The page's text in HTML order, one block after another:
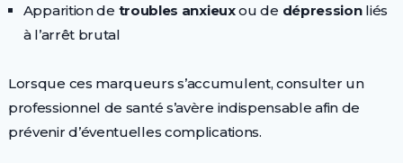
Apparition de troubles anxieuxou de dépressionliés
à l’arrêt brutal
Lorsque ces marqueurs s’accumulent, consulter un
professionnel de santé s’avère indispensable afin de
prévenir d’éventuelles complications.